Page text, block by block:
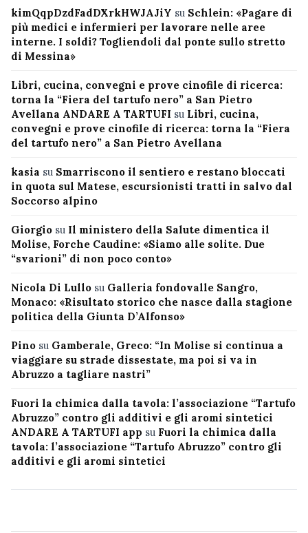
kimQqpDzdFadDXrkHWJAJiY su Schlein: «Pagare di
più medici e infermieri per lavorare nelle aree
interne. I soldi? Togliendoli dal ponte sullo stretto
di Messina»
Libri, cucina, convegni e prove cinofile di ricerca:
torna la “Fiera del tartufo nero” a San Pietro
Avellana ANDARE A TARTUFI su Libri, cucina,
convegni e prove cinofile di ricerca: torna la “Fiera
del tartufo nero” a San Pietro Avellana
kasia su Smarriscono il sentiero e restano bloccati
in quota sul Matese, escursionisti tratti in salvo dal
Soccorso alpino
Giorgio su Il ministero della Salute dimentica il
Molise, Forche Caudine: «Siamo alle solite. Due
“svarioni” di non poco conto»
Nicola Di Lullo su Galleria fondovalle Sangro,
Monaco: «Risultato storico che nasce dalla stagione
politica della Giunta D’Alfonso»
Pino su Gamberale, Greco: “In Molise si continua a
viaggiare su strade dissestate, ma poi si va in
Abruzzo a tagliare nastri”
Fuori la chimica dalla tavola: l’associazione “Tartufo
Abruzzo” contro gli additivi e gli aromi sintetici
ANDARE A TARTUFI app su Fuori la chimica dalla
tavola: l’associazione “Tartufo Abruzzo” contro gli
additivi e gli aromi sintetici